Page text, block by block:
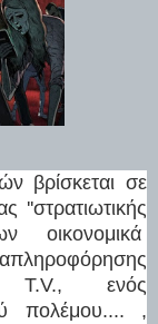
βρίσκεται σε
''στρατιωτικής
οικονομικά
T.V., ενός
πολέμου.... ,